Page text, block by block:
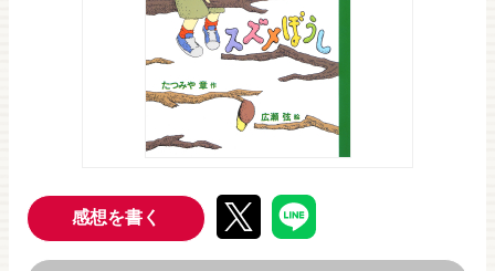
感想を書く